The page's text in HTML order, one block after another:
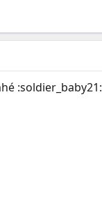
:soldier_baby21: